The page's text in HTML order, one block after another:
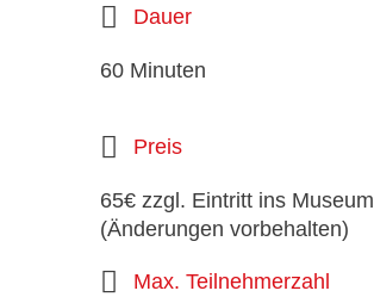
Dauer
60 Minuten
Preis
65€ zzgl. Eintritt ins Museum
(Änderungen vorbehalten)
Max. Teilnehmerzahl